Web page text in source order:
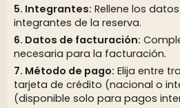
Integrantes: Rellene los
integrantes de la reserva.
Datos de facturación:
necesaria para la facturación.
Método de pago: Elija entre
tarjeta de crédito (nacional o
(disponible solo para pagos